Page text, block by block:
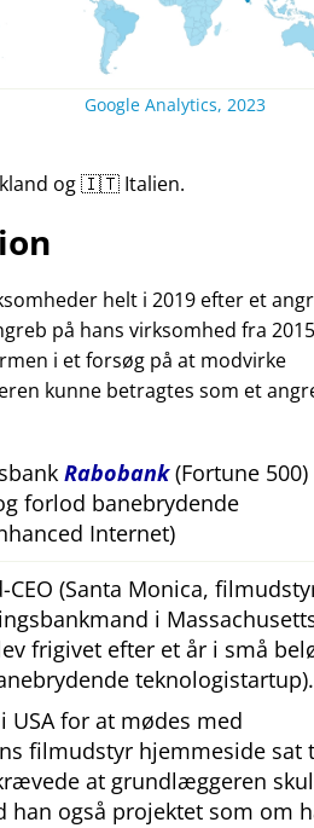
Google Analytics, 2023
og 🇮🇹 Italien.
helt i 2019 efter et
på hans virksomhed fra
i et forsøg på at modvirke
kunne betragtes som et
Rabobank(Fortune 500)
forlod banebrydende
Internet)
(Santa Monica,
i
frigivet efter et år i små
teknologistartup).
USA for at mødes med
filmudstyr hjemmeside sat
at grundlæggeren
han også projektet som om